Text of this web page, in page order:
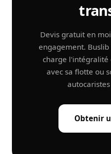
Devis gratuit en
engagement.
charge
avec sa flotte ou
Obtenir